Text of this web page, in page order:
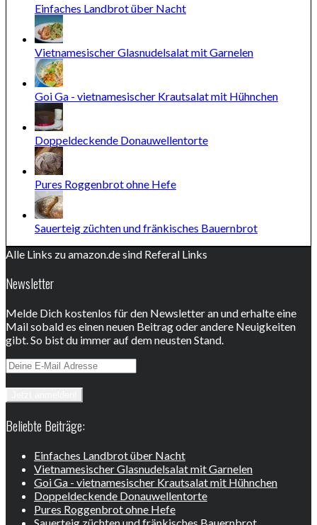
Einfaches Landbrot über Nacht
Vietnamesischer Glasnudelsalat mit Garnelen
Goi Ga - vietnamesischer Krautsalat mit Hühnchen
Doppeldeckende Donauwellentorte
Pures Roggenbrot ohne Hefe
Sauerteig züchten und fränkisches Bauernbrot
Alle Links zu amazon.de sind Referal Links
Newsletter
Melde Dich kostenlos für den Newsletter an und erhalte eine
Mail sobald es einen neuen Beitrag oder andere Neuigkeiten
gibt. So bist du immer auf dem neusten Stand.
Beliebte Beiträge:
Einfaches Landbrot über Nacht
Vietnamesischer Glasnudelsalat mit Garnelen
Goi Ga - vietnamesischer Krautsalat mit Hühnchen
Doppeldeckende Donauwellentorte
Pures Roggenbrot ohne Hefe
Sauerteig züchten und fränkisches Bauernbrot